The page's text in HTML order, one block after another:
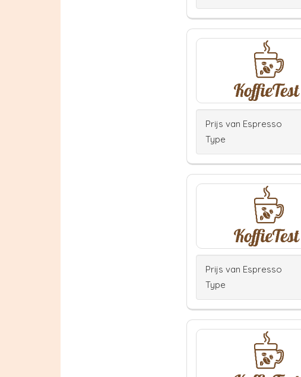
Prijs van Espresso
Type
Prijs van Espresso
Type